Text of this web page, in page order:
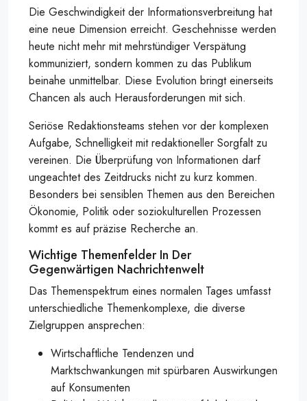
Die Geschwindigkeit der Informationsverbreitung hat
eine neue Dimension erreicht. Geschehnisse werden
heute nicht mehr mit mehrstündiger Verspätung
kommuniziert, sondern kommen zu das Publikum
beinahe unmittelbar. Diese Evolution bringt einerseits
Chancen als auch Herausforderungen mit sich.
Seriöse Redaktionsteams stehen vor der komplexen
Aufgabe, Schnelligkeit mit redaktioneller Sorgfalt zu
vereinen. Die Überprüfung von Informationen darf
ungeachtet des Zeitdrucks nicht zu kurz kommen.
Besonders bei sensiblen Themen aus den Bereichen
Ökonomie, Politik oder soziokulturellen Prozessen
kommt es auf präzise Recherche an.
Wichtige Themenfelder In Der
Gegenwärtigen Nachrichtenwelt
Das Themenspektrum eines normalen Tages umfasst
unterschiedliche Themenkomplexe, die diverse
Zielgruppen ansprechen:
Wirtschaftliche Tendenzen und
Marktschwankungen mit spürbaren Auswirkungen
auf Konsumenten